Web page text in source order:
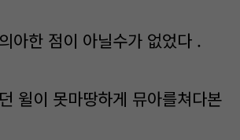
아한 점이 아닐수가 없었다 .
윌이 못마땅하게 뮤아를쳐다본